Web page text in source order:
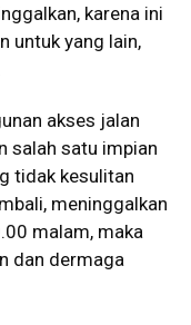
karena ini
untuk yang lain,
akses jalan
salah satu impian
tidak kesulitan
meninggalkan
malam, maka
dan dermaga